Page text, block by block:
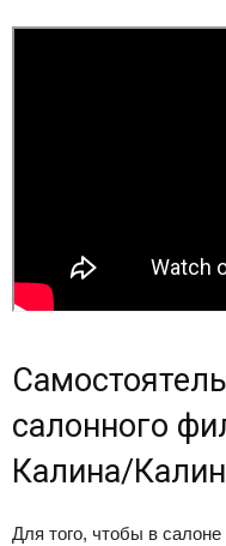
салонного
Калина/
Для того, чтобы в